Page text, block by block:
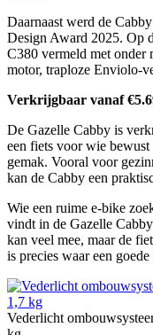
Daarnaast werd de
Design Award 2025. Op
C380 vermeld met onder
motor, traploze Enviolo-
Verkrijgbaar vanaf
De Gazelle Cabby is
een fiets voor wie
gemak. Vooral voor
kan de Cabby een
Wie een ruime e-bike
vindt in de Gazelle
kan veel mee, maar de
is precies waar een
Vederlicht